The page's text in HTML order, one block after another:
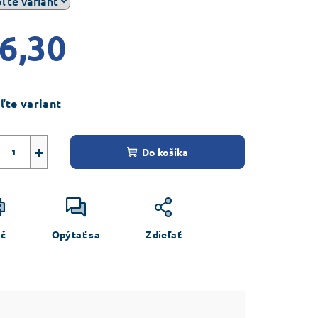
variant
+ Do košíka
Opýtať sa Zdieľať